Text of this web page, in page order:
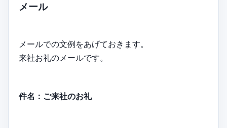
メール
メールでの文例をあげておきます。
来社お礼のメールです。
件名：ご来社のお礼